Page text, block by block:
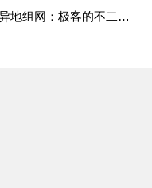
春节回家想要“轻装上路”？蒲公英异地组网：极客的不二选择